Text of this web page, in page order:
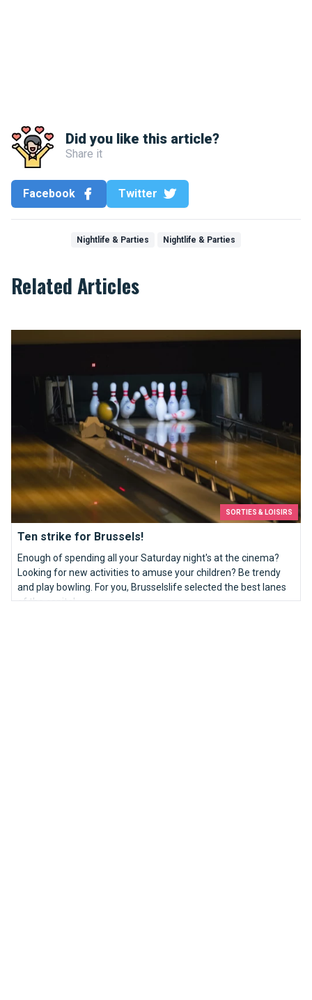
Did you like this article?
Share it
Facebook Twitter
Nightlife & Parties Nightlife & Parties
Related Articles
SORTIES & LOISIRS
Ten strike for Brussels!
Enough of spending all your Saturday night's at the cinema?
Looking for new activities to amuse your children? Be trendy
and play bowling. For you, Brusselslife selected the best lanes
of the capital.